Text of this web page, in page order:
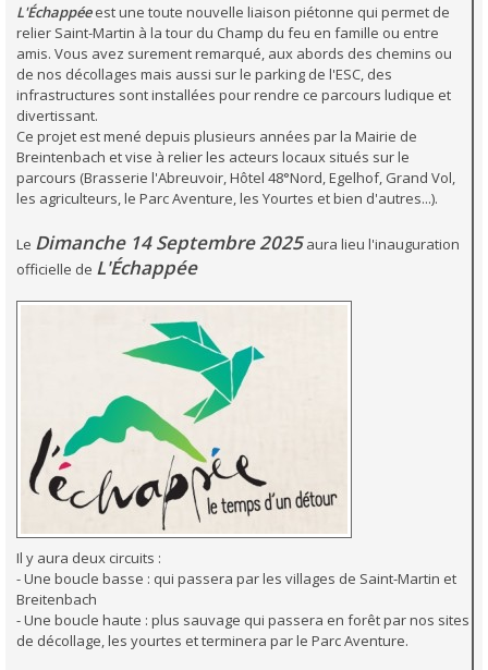
L'Échappéeest une toute nouvelle liaison piétonne qui permet de
relier Saint-Martin à la tour du Champ du feu en famille ou entre
amis. Vous avez surement remarqué, aux abords des chemins ou
de nos décollages mais aussi sur le parking de l'ESC, des
infrastructures sont installées pour rendre ce parcours ludique et
divertissant.
Ce projet est mené depuis plusieurs années par la Mairie de
Breintenbach et vise à relier les acteurs locaux situés sur le
parcours (Brasserie l'Abreuvoir, Hôtel 48°Nord, Egelhof, Grand Vol,
les agriculteurs, le Parc Aventure, les Yourtes et bien d'autres...).
Le Dimanche 14 Septembre 2025aura lieu l'inauguration
officielle de L'Échappée
Il y aura deux circuits :
- Une boucle basse : qui passera par les villages de Saint-Martin et
Breitenbach
- Une boucle haute : plus sauvage qui passera en forêt par nos sites
de décollage, les yourtes et terminera par le Parc Aventure.